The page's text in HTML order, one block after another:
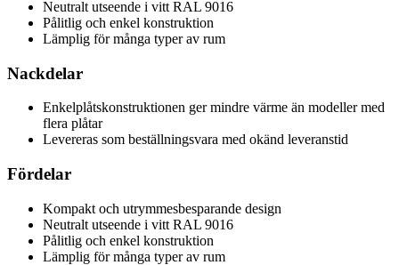
Neutralt utseende i vitt RAL 9016
Pålitlig och enkel konstruktion
Lämplig för många typer av rum
Nackdelar
Enkelplåtskonstruktionen ger mindre värme än modeller med
flera plåtar
Levereras som beställningsvara med okänd leveranstid
Fördelar
Kompakt och utrymmesbesparande design
Neutralt utseende i vitt RAL 9016
Pålitlig och enkel konstruktion
Lämplig för många typer av rum